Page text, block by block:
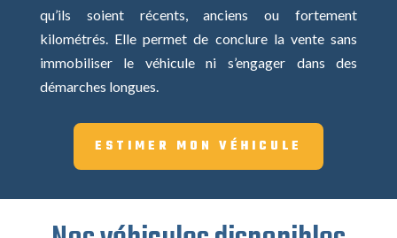
qu’ils soient récents, anciens ou fortement
kilométrés. Elle permet de conclure la vente sans
immobiliser le véhicule ni s’engager dans des
démarches longues.
ESTIMER MON VÉHICULE